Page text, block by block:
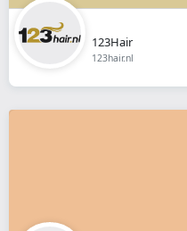
123Hair
123hair.nl